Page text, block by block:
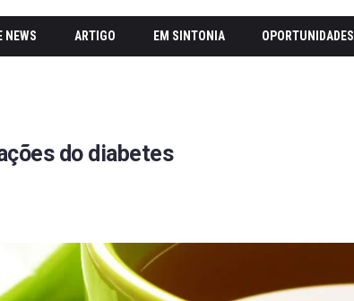
NEWS ARTIGO EM SINTONIA OPORTUNIDADES
do diabetes